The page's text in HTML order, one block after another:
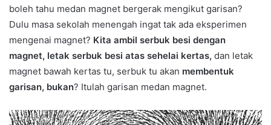
boleh tahu medan magnet bergerak mengikut garisan?
Dulu masa sekolah menengah ingat tak ada eksperimen
mengenai magnet? Kita ambil serbuk besi dengan
magnet, letak serbuk besi atas sehelai kertas, dan letak
magnet bawah kertas tu, serbuk tu akan membentuk
garisan, bukan? Itulah garisan medan magnet.